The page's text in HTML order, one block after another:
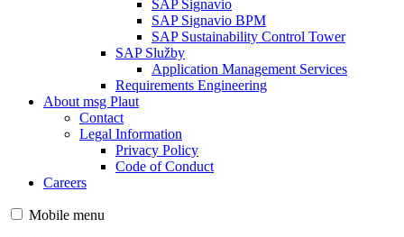
SAP Signavio
SAP Signavio BPM
SAP Sustainability Control Tower
SAP Služby
Application Management Services
Requirements Engineering
About msg Plaut
Contact
Legal Information
Privacy Policy
Code of Conduct
Careers
Mobile menu